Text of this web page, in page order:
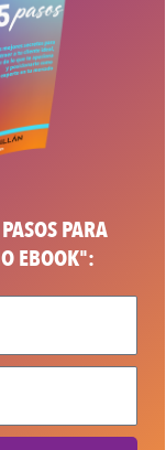
PARA
EBOOK":